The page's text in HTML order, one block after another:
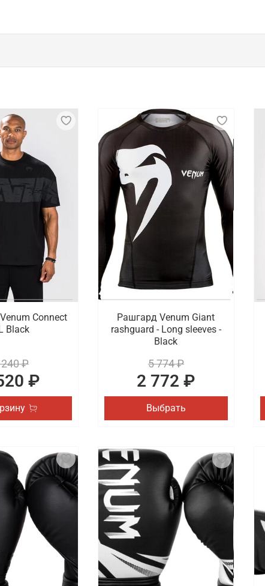
детали – это главная особенность продукции
Одежда производится на мощностях Venum в
профессиональные боксерские перчатки,
Ассортимент бренда расширен стильными и
в нашем магазине.
с быстрой доставкой в Волгограде
купить спортивную одежду и экипировку от
бренда. Проводится быстрая и удобная доставка
Connect
Black
₽
₽
Рашгард Venum Giant
rashguard - Long sleeves -
Black
5 774 ₽
2 772 ₽
Выбрать